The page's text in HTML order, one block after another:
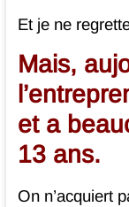
Et je ne
Mais,
et a
13 ans.
On n’acquiert